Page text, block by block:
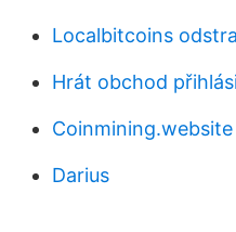
Localbitcoins
Hrát obchod
Darius